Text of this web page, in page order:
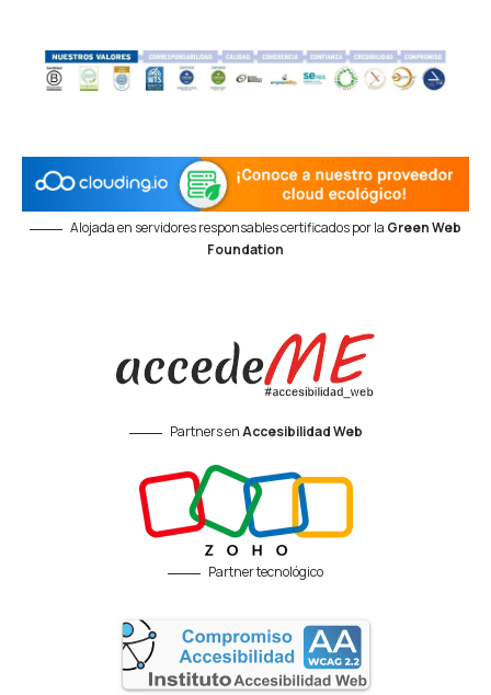
Alojada en servidores responsables certificados por la Green Web
Foundation
Partners enAccesibilidad Web
Partner tecnológico